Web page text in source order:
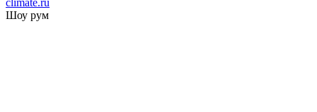
Шоу рум